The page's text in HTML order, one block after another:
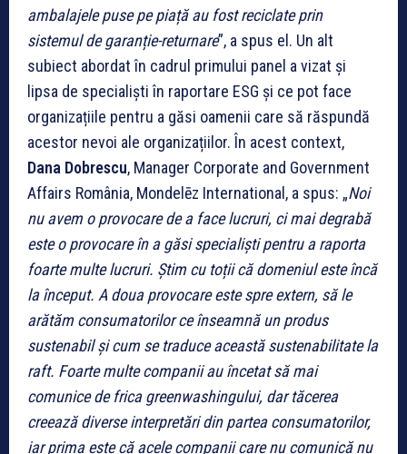
ambalajele puse pe piață au fost reciclate prin
sistemul de garanție-returnare”, a spus el. Un alt
subiect abordat în cadrul primului panel a vizat și
lipsa de specialiști în raportare ESG și ce pot face
organizațiile pentru a găsi oamenii care să răspundă
acestor nevoi ale organizațiilor. În acest context,
Dana Dobrescu, Manager Corporate and Government
Affairs România, Mondelēz International, a spus: „Noi
nu avem o provocare de a face lucruri, ci mai degrabă
este o provocare în a găsi specialiști pentru a raporta
foarte multe lucruri. Știm cu toții că domeniul este încă
la început. A doua provocare este spre extern, să le
arătăm consumatorilor ce înseamnă un produs
sustenabil și cum se traduce această sustenabilitate la
raft. Foarte multe companii au încetat să mai
comunice de frica greenwashingului, dar tăcerea
creează diverse interpretări din partea consumatorilor,
iar prima este că acele companii care nu comunică nu